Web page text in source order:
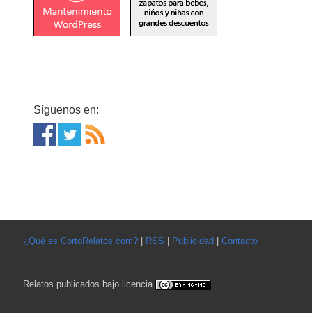
Síguenos en:
¿Qué es CortoRelatos.com?| RSS Publicidad Contacto
Relatos publicados bajo licencia